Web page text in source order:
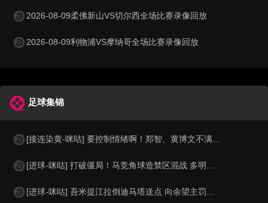
2026-08-09柔佛新山VS切尔西全场比赛录像回放
2026-08-09利物浦VS摩纳哥全场比赛录像回放
足球集锦
[接连染黄-咪咕] 要控制情绪啊！郑智、黄博文不满判罚接连染黄
[进球-咪咕] 打破僵局！马竞角球造禁区混战 多明格斯捡漏建功
[进球-咪咕] 吾米提江拉倒迪马塔送点 向余望主罚命中